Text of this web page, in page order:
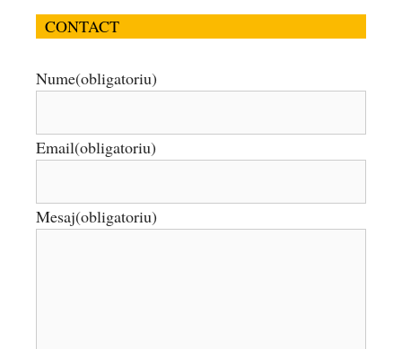
CONTACT
Nume(obligatoriu)
Email(obligatoriu)
Mesaj(obligatoriu)